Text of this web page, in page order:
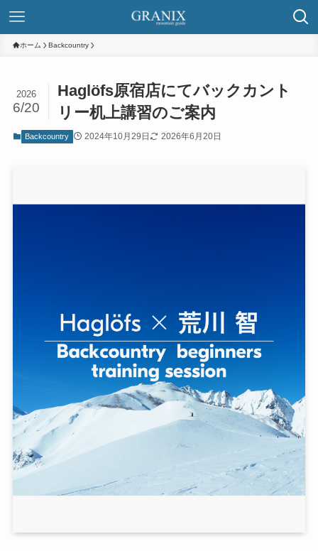
ホーム Backcountry
Haglöfs原宿店にてバックカント
リー机上講習のご案内
2026
6/20
Backcountry 2024年10月29日 2026年6月20日